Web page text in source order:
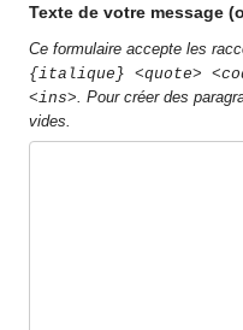
Texte de votre message
Ce formulaire accepte les
{italique} <quote>
<ins>. Pour créer des
vides.